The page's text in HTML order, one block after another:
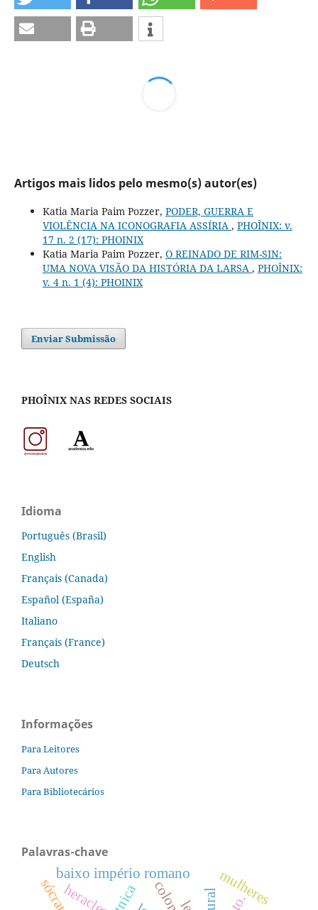
Artigos mais lidos pelo mesmo(s) autor(es)
Katia Maria Paim Pozzer, PODER, GUERRA E
VIOLÊNCIA NA ICONOGRAFIA ASSÍRIA , PHOÎNIX: v.
17 n. 2 (17): PHOINIX
Katia Maria Paim Pozzer, O REINADO DE RIM-SIN:
UMA NOVA VISÃO DA HISTÓRIA DA LARSA , PHOÎNIX:
v. 4 n. 1 (4): PHOINIX
Enviar Submissão
PHOÎNIX NAS REDES SOCIAIS
Idioma
Português (Brasil)
English
Français (Canada)
Español (España)
Italiano
Français (France)
Deutsch
Informações
Para Leitores
Para Autores
Para Bibliotecários
Palavras-chave
heracles
sócrates
baixo império romano mulheres